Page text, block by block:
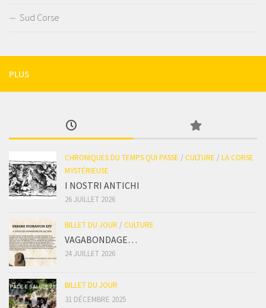
Sud Corse
PLUS
CHRONIQUES DU TEMPS QUI PASSE / CULTURE / LA CORSE
MYSTÉRIEUSE
I NOSTRI ANTICHI
26 JUILLET 2026
BILLET DU JOUR / CULTURE
VAGABONDAGE…
24 JUILLET 2026
BILLET DU JOUR
31 DÉCEMBRE 2025